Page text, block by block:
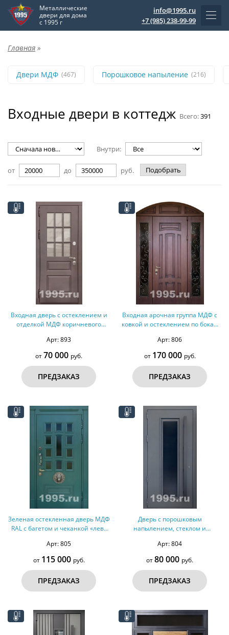
Металлические
двери для дома
с 1995 г
info@1995.ru
+7 (985) 238-99-99
Главная »
Двери МДФ (467) Порошковое напыление (216)
Входные двери в коттедж Всего:391
Внутри:
от до руб. Подобрать
Входная дверь с остеклением и
отделкой МДФ коричневого
Арт: 893
от70 000 руб.
ПРЕДЗАКАЗ
Входная арочная группа МДФ с
ковкой и остеклением по бокам
Арт: 806
от 170 000 руб.
ПРЕДЗАКАЗ
Зеленая остекленная дверь МДФ
RAL с багетом и чеканкой «лев»
Арт: 805
от 115 000 руб.
ПРЕДЗАКАЗ
Дверь с порошковым
напылением, стеклом и
оцинкованная сталь)
Арт: 804
от80 000 руб.
ПРЕДЗАКАЗ